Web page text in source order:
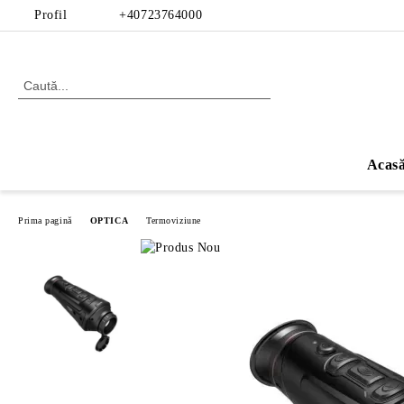
Profil +40723764000
Acasă
Prima pagină OPTICA Termoviziune